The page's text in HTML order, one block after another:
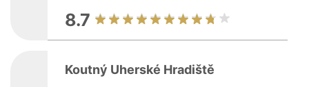
8.7
Koutný Uherské Hradiště